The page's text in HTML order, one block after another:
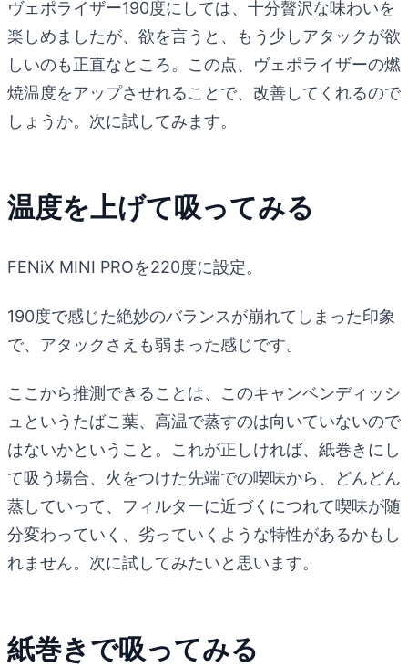
ヴェポライザー190度にしては、十分贅沢な味わいを
楽しめましたが、欲を言うと、もう少しアタックが欲
しいのも正直なところ。この点、ヴェポライザーの燃
焼温度をアップさせれることで、改善してくれるので
しょうか。次に試してみます。
温度を上げて吸ってみる
FENiX MINI PROを220度に設定。
190度で感じた絶妙のバランスが崩れてしまった印象
で、アタックさえも弱まった感じです。
ここから推測できることは、このキャンベンディッシ
ュというたばこ葉、高温で蒸すのは向いていないので
はないかということ。これが正しければ、紙巻きにし
て吸う場合、火をつけた先端での喫味から、どんどん
蒸していって、フィルターに近づくにつれて喫味が随
分変わっていく、劣っていくような特性があるかもし
れません。次に試してみたいと思います。
紙巻きで吸ってみる